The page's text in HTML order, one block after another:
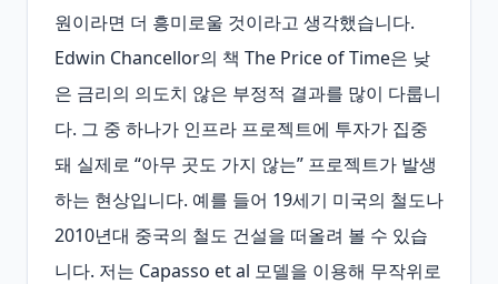
원이라면 더 흥미로울 것이라고 생각했습니다.
Edwin Chancellor의 책 The Price of Time은 낮
은 금리의 의도치 않은 부정적 결과를 많이 다룹니
다. 그 중 하나가 인프라 프로젝트에 투자가 집중
돼 실제로 “아무 곳도 가지 않는” 프로젝트가 발생
하는 현상입니다. 예를 들어 19세기 미국의 철도나
2010년대 중국의 철도 건설을 떠올려 볼 수 있습
니다. 저는 Capasso et al 모델을 이용해 무작위로